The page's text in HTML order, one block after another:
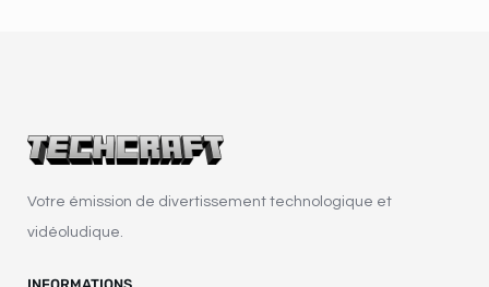
Votre émission de divertissement technologique et
vidéoludique.